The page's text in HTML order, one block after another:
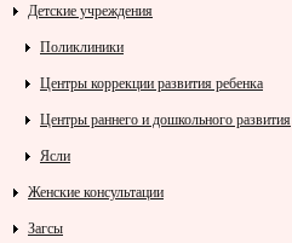
Детские учреждения
Поликлиники
Центры коррекции развития ребенка
Центры раннего и дошкольного развития
Ясли
Женские консультации
Загсы